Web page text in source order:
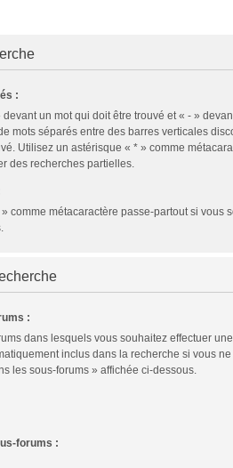
:
devant un mot qui doit être trouvé et « - »
mots séparés entre des barres verticales
Utilisez un astérisque « * » comme
des recherches partielles.
comme métacaractère passe-partout si vous
:
dans lesquels vous souhaitez effectuer
inclus dans la recherche si vous
les sous-forums » affichée ci-dessous.
forums :